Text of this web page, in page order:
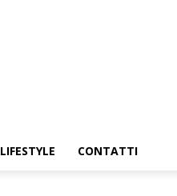
LIFESTYLE CONTATTI